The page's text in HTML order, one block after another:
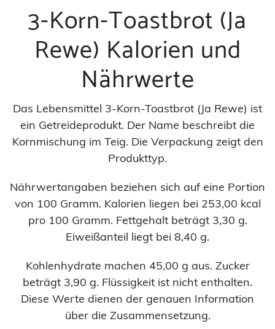
3-Korn-Toastbrot (Ja
Rewe) Kalorien und
Nährwerte
Das Lebensmittel 3-Korn-Toastbrot (Ja Rewe) ist
ein Getreideprodukt. Der Name beschreibt die
Kornmischung im Teig. Die Verpackung zeigt den
Produkttyp.
Nährwertangaben beziehen sich auf eine Portion
von 100 Gramm. Kalorien liegen bei 253,00 kcal
pro 100 Gramm. Fettgehalt beträgt 3,30 g.
Eiweißanteil liegt bei 8,40 g.
Kohlenhydrate machen 45,00 g aus. Zucker
beträgt 3,90 g. Flüssigkeit ist nicht enthalten.
Diese Werte dienen der genauen Information
über die Zusammensetzung.